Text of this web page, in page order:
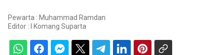
Pewarta : Muhammad Ramdan
Editor :
I Komang Suparta